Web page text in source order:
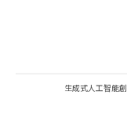
生成式人工智能